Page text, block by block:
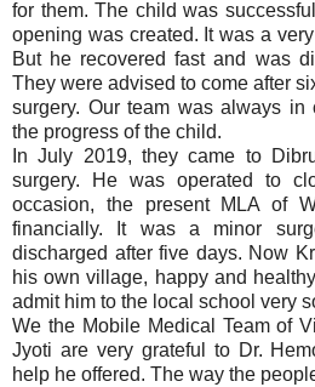
for them. The child was
opening was created. It was a
But he recovered fast and was
They were advised to come after
surgery. Our team was always in
the progress of the child.
In July 2019, they came to
surgery. He was operated to
occasion, the present MLA of
financially. It was a minor
discharged after five days. Now
his own village, happy and
admit him to the local school very
We the Mobile Medical Team of
Jyoti are very grateful to Dr.
help he offered. The way the